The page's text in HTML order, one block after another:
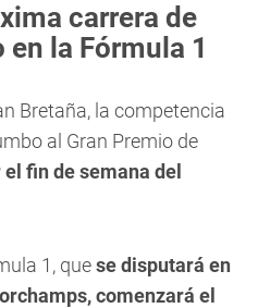
carrera de
la Fórmula 1
Bretaña, la competencia
al Gran Premio de
fin de semana del
1, quese disputará en
comenzará el